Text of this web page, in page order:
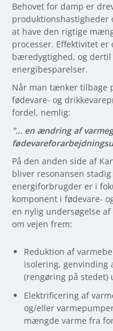
Behovet for damp er
produktionshastigheder
at have den rigtige
processer. Effektivitet
bæredygtighed, og dertil
energibesparelser.
Når man tænker tilbage
fødevare- og
fordel, nemlig:
"… en ændring af
På den anden side af
bliver resonansen
energiforbrugder er i
komponent i fødevare-
en nylig undersøgelse
om vejen frem:
Reduktion af
isolering, genvinding
(rengøring på stedet)
Elektrificering af
og/eller
mængde varme fra